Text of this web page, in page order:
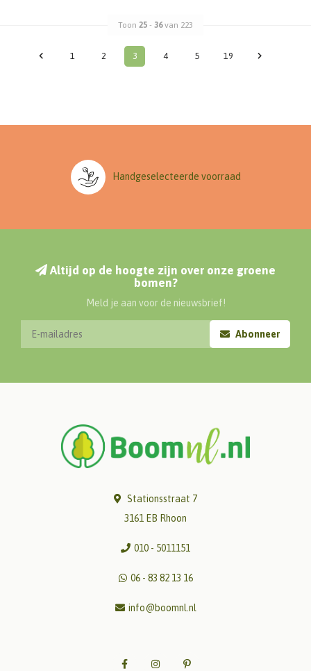
Toon 25 - 36van 223
1 2 3 4 5 19
Handgeselecteerde voorraad
Altijd op de hoogte zijn over onze groene
bomen?
Meld je aan voor de nieuwsbrief!
Abonneer
Stationsstraat 7
3161 EB Rhoon
010 - 5011151
06 - 83 82 13 16
info@boomnl.nl